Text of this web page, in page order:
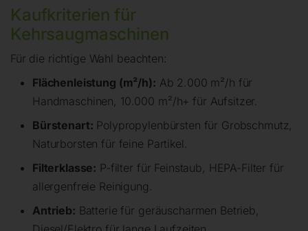
Kaufkriterien für
Kehrsaugmaschinen
Für die richtige Wahl beachten:
Flächenleistung (m²/h): Ab 2.000 m²/h für
Handmaschinen, 10.000 m²/h+ für Aufsitzer.
Bürstenart: Polypropylenbürsten für Grobschmutz,
Naturborsten für feine Partikel.
Filterklasse: P-filter für Feinstaub, HEPA-Filter für
allergenfreie Reinigung.
Antrieb: Batterie für geräuscharmen Betrieb,